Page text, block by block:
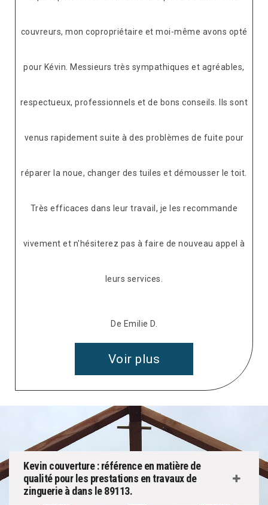
couvreurs, mon copropriétaire et moi-même avons opté
pour Kévin. Messieurs très sympathiques et agréables,
respectueux, professionnels et de bons conseils. Ils sont
venus rapidement suite à des problèmes de fuite pour
réparer la noue, changer des tuiles et démousser le toit.
Très efficaces dans leur travail, je les recommande
vivement et n'hésiterez pas à faire de nouveau appel à
leurs services.
De Emilie D.
Voir plus
Kevin couverture : référence en matière de
qualité pour les prestations en travaux de
zinguerie à dans le 89113.